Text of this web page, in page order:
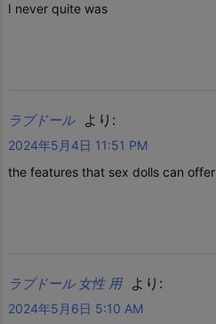
I never quite was
ラブドール より:
2024年5月4日 11:51 PM
the features that sex dolls can offer
ラブドール 女性 用 より:
2024年5月6日 5:10 AM